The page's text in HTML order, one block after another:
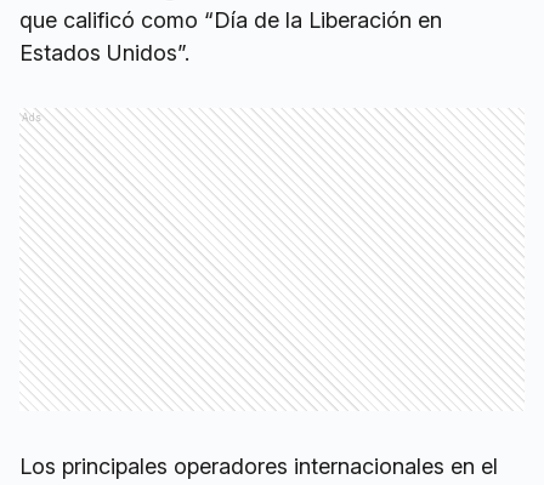
que calificó como “Día de la Liberación en
Estados Unidos”.
Ads
Los principales operadores internacionales en el